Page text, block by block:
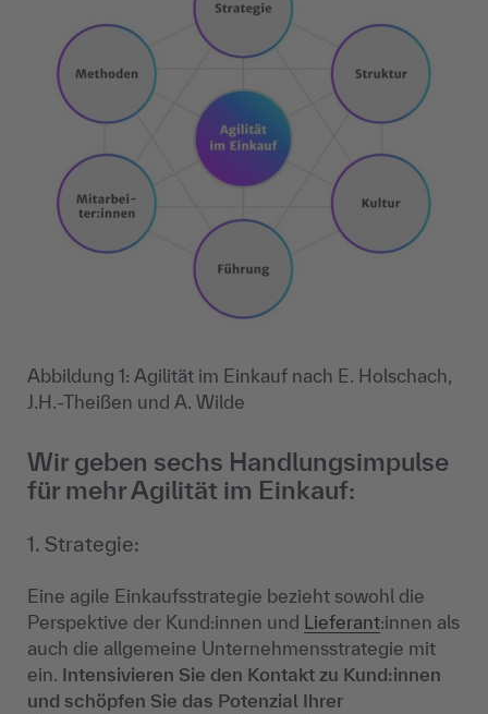
Abbildung 1: Agilität im Einkauf nach E. Holschach,
J.H.-Theißen und A. Wilde
Wir geben sechs Handlungsimpulse
für mehr Agilität im Einkauf:
1. Strategie:
Eine agile Einkaufsstrategie bezieht sowohl die
Perspektive der Kund:innen und Lieferant:innen als
auch die allgemeine Unternehmensstrategie mit
ein. Intensivieren Sie den Kontakt zu Kund:innen
und schöpfen Sie das Potenzial Ihrer